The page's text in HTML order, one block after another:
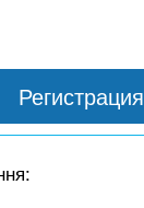
Регистрация